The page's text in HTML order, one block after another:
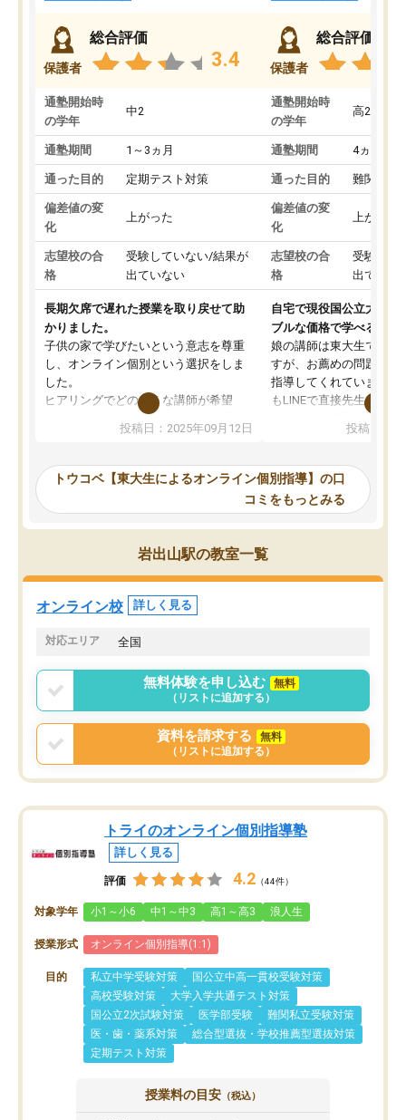
保護者
総合評価
3.4
通塾開始時
の学年
中2
通塾期間 1～3ヵ月
通った目的 定期テスト対策
偏差値の変
化
上がった
志望校の合
格
受験していない/結果が
出ていない
長期欠席で遅れた授業を取り戻せて助
かりました。
子供の家で学びたいという意志を尊重
し、オンライン個別という選択をしま
した。
ヒアリングでどのような講師が希望
か、オプションは付帯するかなど選ぶ
事が出来ました。
ーティングを行い、その講師で良いか
見てから講師を決定する事ができま
す。
うちの子は、初回面談の講師の方で決
オンラインツールを使用した単語帳の
共有があり宿題もそちらで出される形
でした。
言う事で講師変更の申し出があり、あ
まりに短期での変更だった為、塾に通
う事にして退会しました。遅れも取り
戻せ、授業内容や講師の方は良かった
と思います。
投稿日：2025年09月12日
保護者
総合評価
通塾開始時
の学年
高2
通塾期間 4ヵ月～1
通った目的 難関私立
偏差値の変
化
上がった
志望校の合
格
受験して
出ていな
自宅で現役国公立大学生
ブルな価格で学べる
娘の講師は東大生では無
すが、お薦めの問題集や
指導してくれています。
もLINEで直接先生に質問
めれるので、個人に合
いなのがあり(有料)、受
ことをどんなスケジュー
くか相談したのですが、
ち期待したものではなく
くなってきたようなので
投稿日：
トウコベ【東大生によるオンライン個別指導】の口
コミをもっとみる
岩出山駅の教室一覧
オンライン校 詳しく見る
対応エリア 全国
無料体験を申し込む
無料
（リストに追加する）
資料を請求する
無料
（リストに追加する）
トライのオンライン個別指導塾
詳しく見る
評価 4.2 （44件）
対象学年 小1～小6 中1～中3 高1～高3 浪人生
授業形式 オンライン個別指導(1:1)
目的 私立中学受験対策
国公立中高一貫校受験対策
高校受験対策
大学入学共通テスト対策
国公立2次試験対策
医学部受験
難関私立受験対策
医・歯・薬系対策
総合型選抜・学校推薦型選抜対策
定期テスト対策
授業料の目安 （税込）